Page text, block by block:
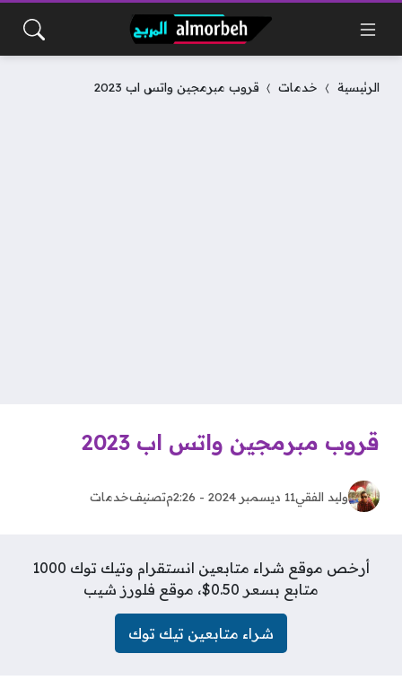
الرئيسية خدمات قروب مبرمجين واتس اب 2023
قروب مبرمجين واتس اب 2023
وليد الفقي11 ديسمبر 2024 - 2:26م تصنيفخدمات
أرخص موقع شراء متابعين انستقرام وتيك توك 1000
متابع بسعر 0.50$، موقع فلورز شيب
شراء متابعين تيك توك